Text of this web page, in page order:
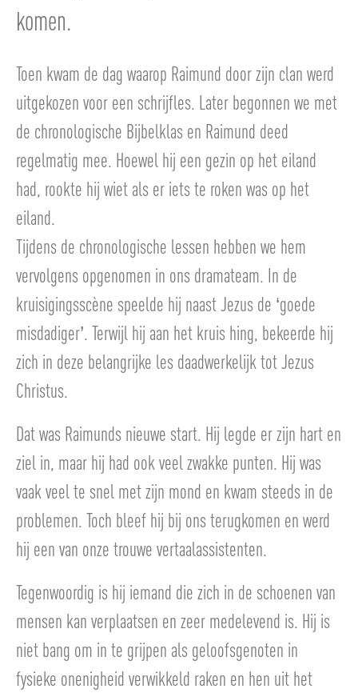
komen.
Toen kwam de dag waarop Raimund door zijn clan werd
uitgekozen voor een schrijfles. Later begonnen we met
de chronologische Bijbelklas en Raimund deed
regelmatig mee. Hoewel hij een gezin op het eiland
had, rookte hij wiet als er iets te roken was op het
eiland.
Tijdens de chronologische lessen hebben we hem
vervolgens opgenomen in ons dramateam. In de
kruisigingsscène speelde hij naast Jezus de ‘goede
misdadiger’. Terwijl hij aan het kruis hing, bekeerde hij
zich in deze belangrijke les daadwerkelijk tot Jezus
Christus.
Dat was Raimunds nieuwe start. Hij legde er zijn hart en
ziel in, maar hij had ook veel zwakke punten. Hij was
vaak veel te snel met zijn mond en kwam steeds in de
problemen. Toch bleef hij bij ons terugkomen en werd
hij een van onze trouwe vertaalassistenten.
Tegenwoordig is hij iemand die zich in de schoenen van
mensen kan verplaatsen en zeer medelevend is. Hij is
niet bang om in te grijpen als geloofsgenoten in
fysieke onenigheid verwikkeld raken en hen uit het